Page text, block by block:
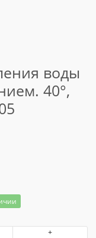
воды
40°,
+